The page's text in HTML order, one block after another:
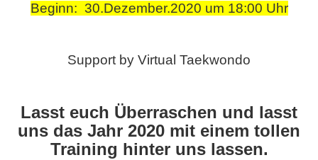
Beginn: 30.Dezember.2020 um 18:00 Uhr
Support by Virtual Taekwondo
Lasst euch Überraschen und lasst
uns das Jahr 2020 mit einem tollen
Training hinter uns lassen.